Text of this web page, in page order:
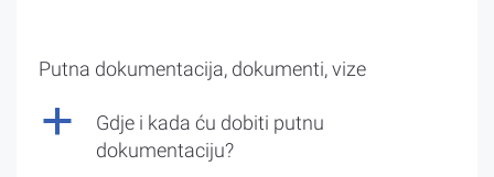
Putna dokumentacija, dokumenti, vize
a
Gdje i kada ću dobiti putnu
dokumentaciju?